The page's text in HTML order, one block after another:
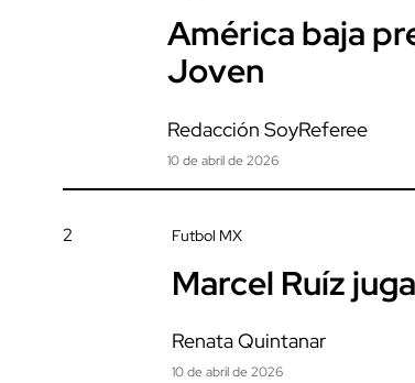
América baja
Joven
Redacción SoyReferee
10 de abril de 2026
2 Futbol MX
Marcel Ruíz
Renata Quintanar
10 de abril de 2026